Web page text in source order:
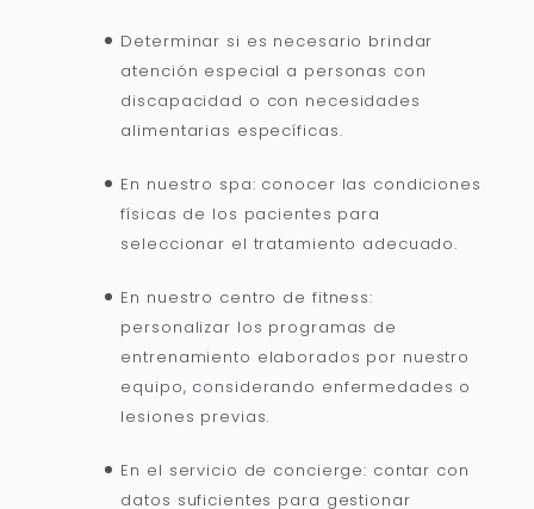
Determinar si es necesario brindar
atención especial a personas con
discapacidad o con necesidades
alimentarias específicas.
En nuestro spa: conocer las condiciones
físicas de los pacientes para
seleccionar el tratamiento adecuado.
En nuestro centro de fitness:
personalizar los programas de
entrenamiento elaborados por nuestro
equipo, considerando enfermedades o
lesiones previas.
En el servicio de concierge: contar con
datos suficientes para gestionar